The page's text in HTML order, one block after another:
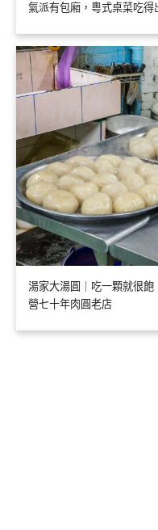
氣派有包廂，粵式桌菜吃得
湯家大湯圓｜吃一顆就很
營七十年肉圓老店